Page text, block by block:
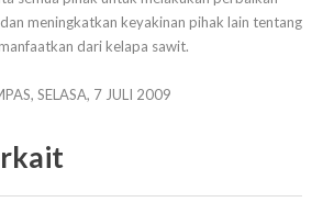
meningkatkan keyakinan pihak lain tentang
dari kelapa sawit.
SELASA, 7 JULI 2009